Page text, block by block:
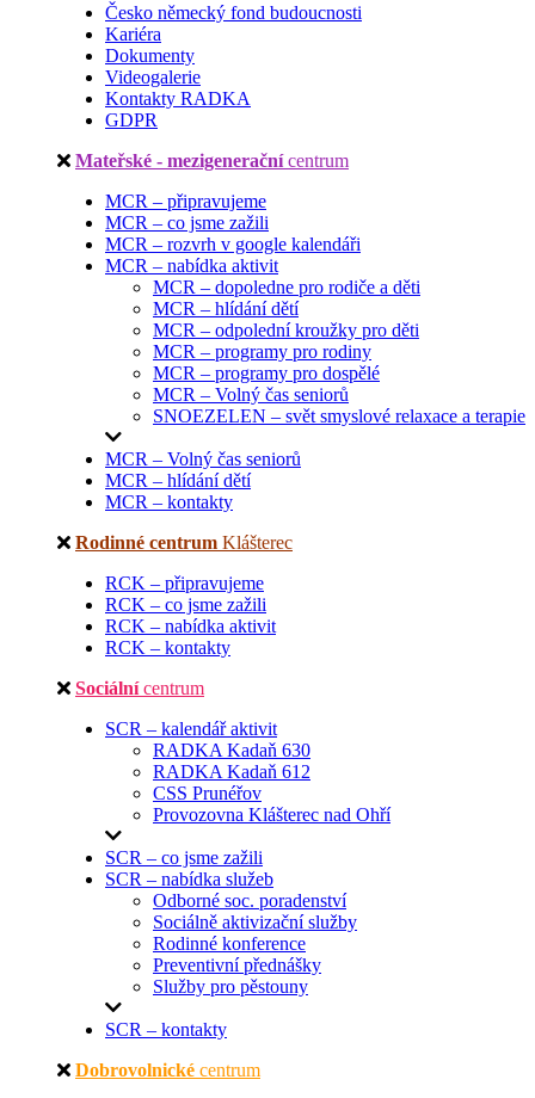
Česko německý fond budoucnosti
Kariéra
Dokumenty
Videogalerie
Kontakty RADKA
GDPR
Mateřské - mezigenerační centrum
MCR – připravujeme
MCR – co jsme zažili
MCR – rozvrh v google kalendáři
MCR – nabídka aktivit
MCR – dopoledne pro rodiče a děti
MCR – hlídání dětí
MCR – odpolední kroužky pro děti
MCR – programy pro rodiny
MCR – programy pro dospělé
MCR – Volný čas seniorů
SNOEZELEN – svět smyslové relaxace a terapie
MCR – Volný čas seniorů
MCR – hlídání dětí
MCR – kontakty
Rodinné centrum Klášterec
RCK – připravujeme
RCK – co jsme zažili
RCK – nabídka aktivit
RCK – kontakty
Sociální centrum
SCR – kalendář aktivit
RADKA Kadaň 630
RADKA Kadaň 612
CSS Prunéřov
Provozovna Klášterec nad Ohří
SCR – co jsme zažili
SCR – nabídka služeb
Odborné soc. poradenství
Sociálně aktivizační služby
Rodinné konference
Preventivní přednášky
Služby pro pěstouny
SCR – kontakty
Dobrovolnické centrum